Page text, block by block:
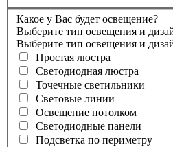
Какое у Вас будет освещение?
Выберите тип освещения и
Выберите тип освещения и
Простая люстра
Светодиодная люстра
Точечные светильники
Световые линии
Освещение потолком
Светодиодные панели
Подсветка по периметру